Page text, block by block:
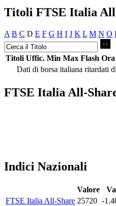
Titoli FTSE Italia
A B C D E F G H I J K L M N O
Titoli Uffic. Min Max Flash Ora
Dati di borsa italiana ritardati
FTSE Italia All-
Indici Nazionali
Valore
FTSE Italia All-Share 25720 -